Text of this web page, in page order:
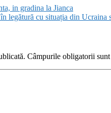
in gradina la Jianca
legătură cu situația din Ucraina
Câmpurile obligatorii sunt